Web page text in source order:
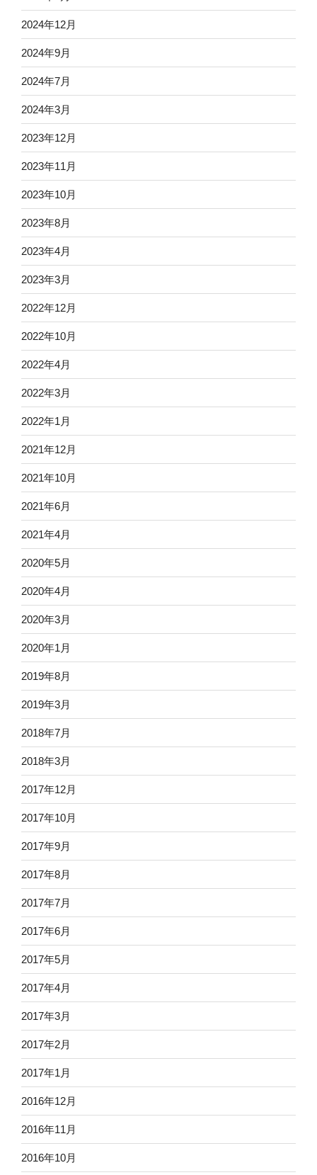
2024年12月
2024年9月
2024年7月
2024年3月
2023年12月
2023年11月
2023年10月
2023年8月
2023年4月
2023年3月
2022年12月
2022年10月
2022年4月
2022年3月
2022年1月
2021年12月
2021年10月
2021年6月
2021年4月
2020年5月
2020年4月
2020年3月
2020年1月
2019年8月
2019年3月
2018年7月
2018年3月
2017年12月
2017年10月
2017年9月
2017年8月
2017年7月
2017年6月
2017年5月
2017年4月
2017年3月
2017年2月
2017年1月
2016年12月
2016年11月
2016年10月